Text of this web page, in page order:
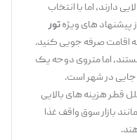
اما با انتخاب
های ویژهتور
صرفه ‌جویی کنید.
متروی دوحه یک
در شهر است.
های بالایی
سوق واقف غذا